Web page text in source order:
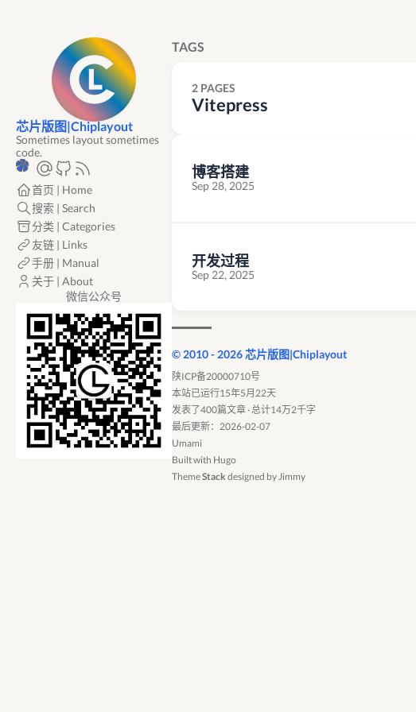
芯片版图|Chiplayout
Sometimes layout sometimes
code.
首页 | Home
搜索 | Search
分类 | Categories
友链 | Links
手册 | Manual
关于 | About
微信公众号
TAGS
2 PAGES
Vitepress
博客搭建
Sep 28, 2025
开发过程
Sep 22, 2025
© 2010 - 2026 芯片版图|Chiplayout
陕ICP备20000710号
本站已运行15年5月22天
发表了400篇文章 · 总计14万2千字
最后更新：2026-02-07
Umami
Built with Hugo
ThemeStack designed by Jimmy